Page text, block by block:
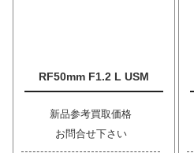
RF50mm F1.2 L USM
新品参考買取価格
お問合せ下さい